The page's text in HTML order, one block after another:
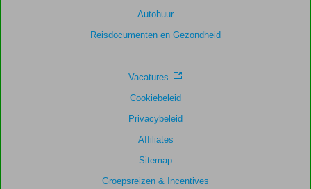
Autohuur
Reisdocumenten en Gezondheid
Vacatures
Cookiebeleid
Privacybeleid
Affiliates
Sitemap
Groepsreizen & Incentives